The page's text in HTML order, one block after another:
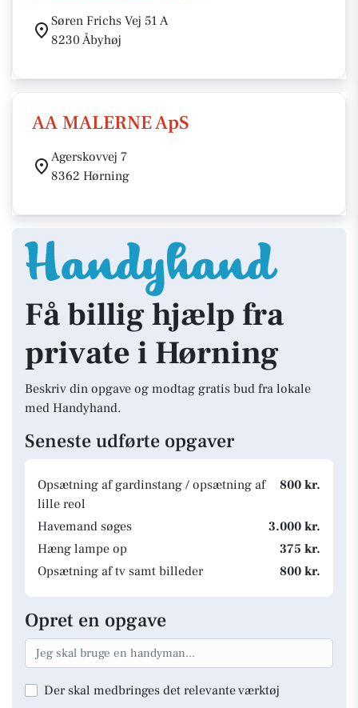
Søren Frichs Vej 51 A
8230 Åbyhøj
AA MALERNE ApS
Agerskovvej 7
8362 Hørning
Få billig hjælp fra
private i Hørning
Beskriv din opgave og modtag gratis bud fra lokale
med Handyhand.
Seneste udførte opgaver
Opsætning af gardinstang / opsætning af
lille reol
800 kr.
Havemand søges
3.000 kr.
Hæng lampe op
375 kr.
Opsætning af tv samt billeder
800 kr.
Opret en opgave
Der skal medbringes det relevante værktøj